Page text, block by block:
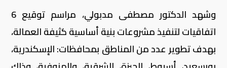
وشهد الدكتور مصطفى مدبولي، مراسم توقيع 6
اتفاقيات لتنفيذ مشروعات بنية أساسية كثيفة العمالة،
بهدف تطوير عدد من المناطق بمحافظات: الإسكندرية،